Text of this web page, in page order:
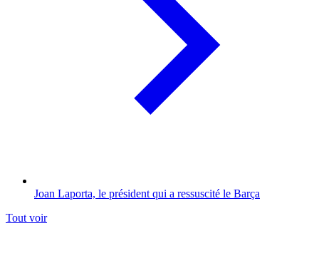
Joan Laporta, le président qui a ressuscité le Barça
Tout voir